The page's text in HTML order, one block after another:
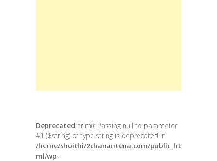
Deprecated: trim(): Passing null to parameter
#1 ($string) of type string is deprecated in
/home/shoithi/2chanantena.com/public_ht
ml/wp-